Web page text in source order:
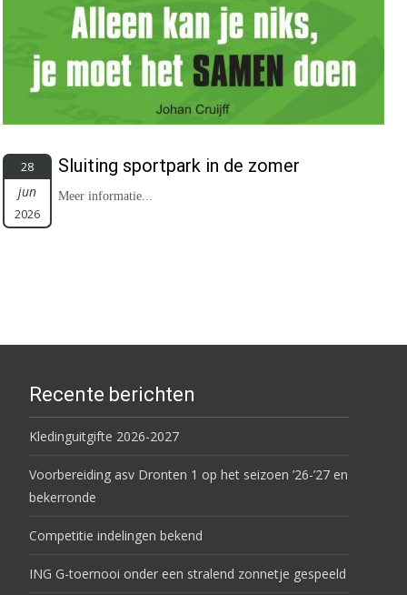
28
jun
2026
Sluiting sportpark in de zomer
Meer informatie...
Recente berichten
Kledinguitgifte 2026-2027
Voorbereiding asv Dronten 1 op het seizoen ’26-’27 en
bekerronde
Competitie indelingen bekend
ING G-toernooi onder een stralend zonnetje gespeeld